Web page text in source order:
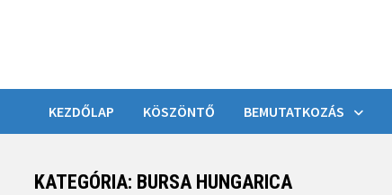
KEZDŐLAP KÖSZÖNTŐ BEMUTATKOZÁS
KATEGÓRIA: BURSA HUNGARICA